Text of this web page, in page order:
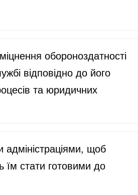
обороноздатності
відповідно до його
та юридичних
щоб
їм стати готовими до